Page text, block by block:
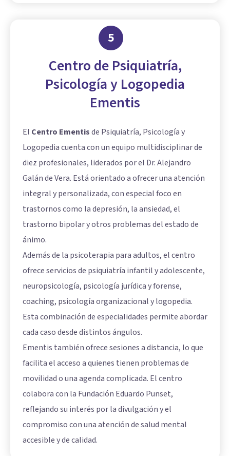
5
Centro de Psiquiatría,
Psicología y Logopedia
Ementis
El Centro Ementisde Psiquiatría, Psicología y
Logopedia cuenta con un equipo multidisciplinar de
diez profesionales, liderados por el Dr. Alejandro
Galán de Vera. Está orientado a ofrecer una atención
integral y personalizada, con especial foco en
trastornos como la depresión, la ansiedad, el
trastorno bipolar y otros problemas del estado de
ánimo.
Además de la psicoterapia para adultos, el centro
ofrece servicios de psiquiatría infantil y adolescente,
neuropsicología, psicología jurídica y forense,
coaching, psicología organizacional y logopedia.
Esta combinación de especialidades permite abordar
cada caso desde distintos ángulos.
Ementis también ofrece sesiones a distancia, lo que
facilita el acceso a quienes tienen problemas de
movilidad o una agenda complicada. El centro
colabora con la Fundación Eduardo Punset,
reflejando su interés por la divulgación y el
compromiso con una atención de salud mental
accesible y de calidad.